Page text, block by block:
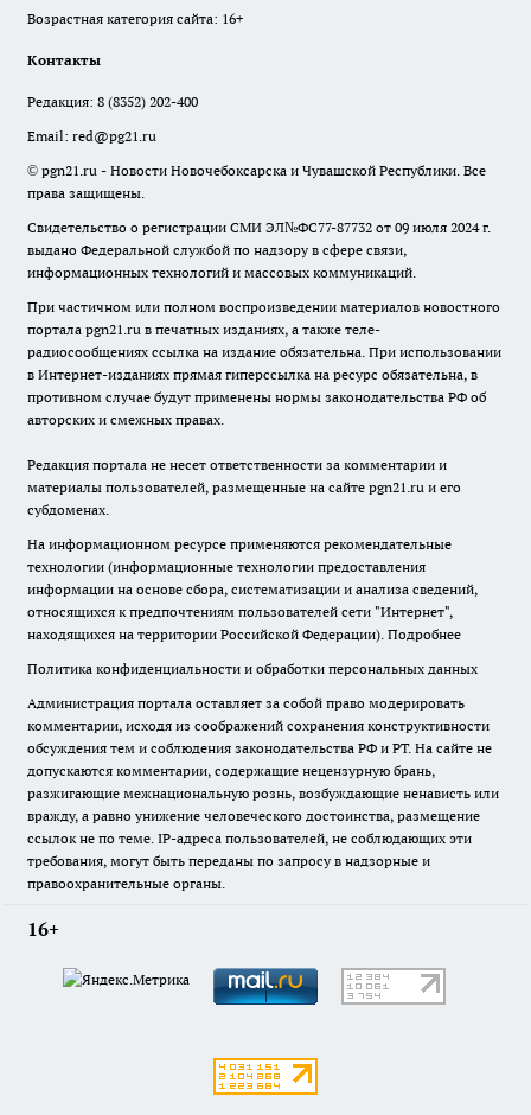
Возрастная категория сайта: 16+
Контакты
Редакция: 8 (8352) 202-400
Email: red@pg21.ru
© pgn21.ru - Новости Новочебоксарска и Чувашской Республики. Все
права защищены.
Свидетельство о регистрации СМИ ЭЛ№ФС77-87732 от 09 июля 2024 г.
выдано Федеральной службой по надзору в сфере связи,
информационных технологий и массовых коммуникаций.
При частичном или полном воспроизведении материалов новостного
портала pgn21.ru в печатных изданиях, а также теле-
радиосообщениях ссылка на издание обязательна. При использовании
в Интернет-изданиях прямая гиперссылка на ресурс обязательна, в
противном случае будут применены нормы законодательства РФ об
авторских и смежных правах.
Редакция портала не несет ответственности за комментарии и
материалы пользователей, размещенные на сайте pgn21.ru и его
субдоменах.
На информационном ресурсе применяются рекомендательные
технологии (информационные технологии предоставления
информации на основе сбора, систематизации и анализа сведений,
относящихся к предпочтениям пользователей сети "Интернет",
находящихся на территории Российской Федерации). Подробнее
Политика конфиденциальности и обработки персональных данных
Администрация портала оставляет за собой право модерировать
комментарии, исходя из соображений сохранения конструктивности
обсуждения тем и соблюдения законодательства РФ и РТ. На сайте не
допускаются комментарии, содержащие нецензурную брань,
разжигающие межнациональную рознь, возбуждающие ненависть или
вражду, а равно унижение человеческого достоинства, размещение
ссылок не по теме. IP-адреса пользователей, не соблюдающих эти
требования, могут быть переданы по запросу в надзорные и
правоохранительные органы.
16+